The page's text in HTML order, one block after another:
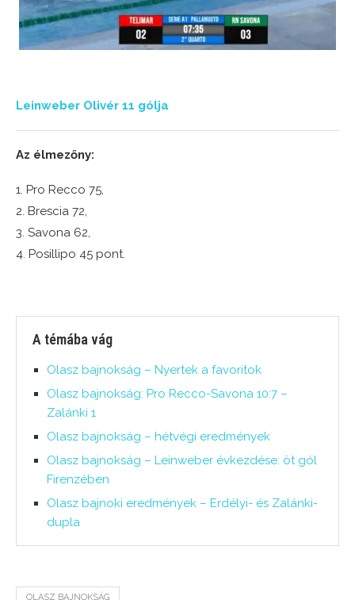
Leinweber Olivér 11 gólja
Az élmezőny:
1. Pro Recco 75,
2. Brescia 72,
3. Savona 62,
4. Posillipo 45 pont.
A témába vág
Olasz bajnokság – Nyertek a favoritok
Olasz bajnokság: Pro Recco-Savona 10:7 –
Zalánki 1
Olasz bajnokság – hétvégi eredmények
Olasz bajnokság – Leinweber évkezdése: öt gól
Firenzében
Olasz bajnoki eredmények – Erdélyi- és Zalánki-
dupla
OLASZ BAJNOKSÁG